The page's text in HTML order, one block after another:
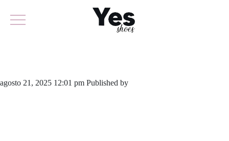
agosto 21, 2025 12:01 pm Published by